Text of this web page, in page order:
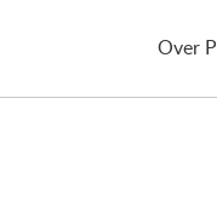
Over